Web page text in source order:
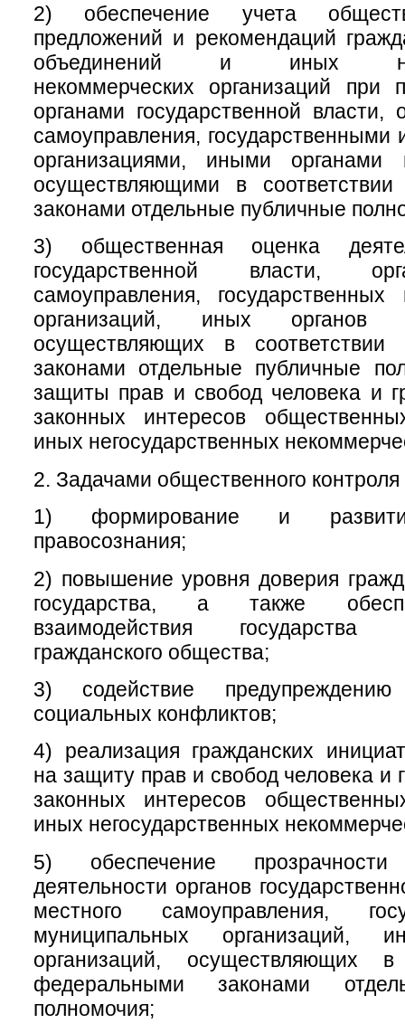
2) обеспечение учета
предложений и рекомендаций
объединений и иных
некоммерческих организаций при
органами государственной власти,
самоуправления,
организациями, иными органами
осуществляющими в
законами отдельные публичные
3) общественная оценка
государственной власти,
самоуправления,
организаций, иных органов
осуществляющих в
законами отдельные публичные
защиты прав и свобод человека и
законных интересов
иных негосударственных
2. Задачами общественного контроля
1) формирование и
правосознания;
2) повышение уровня доверия
государства, а также
взаимодействия
гражданского общества;
3) содействие
социальных конфликтов;
4) реализация гражданских
на защиту прав и свобод человека и
законных интересов
иных негосударственных
5) обеспечение
деятельности органов
местного самоуправления,
муниципальных организаций,
организаций, осуществляющих
федеральными законами
полномочия;